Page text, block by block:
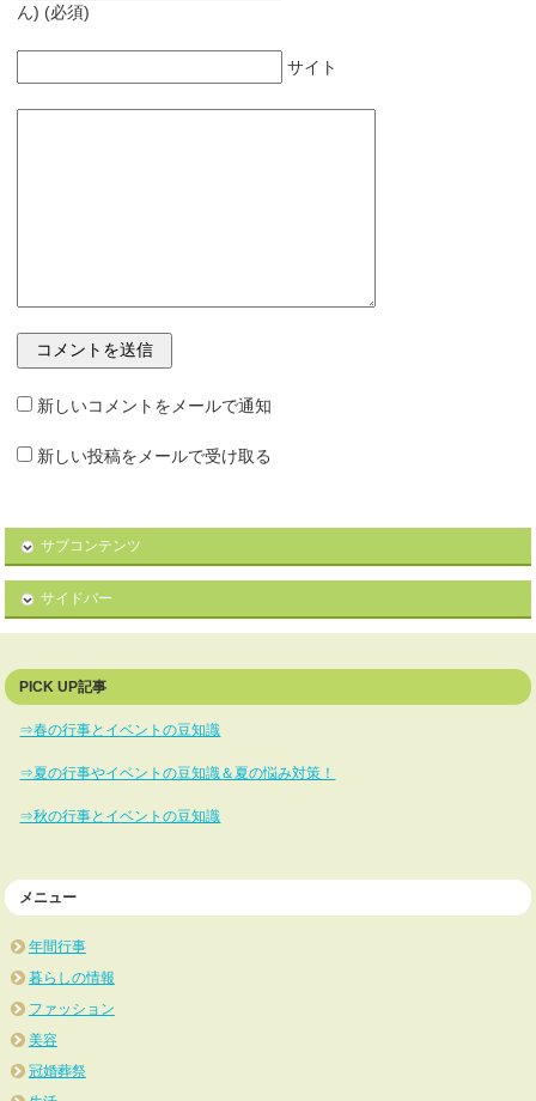
ん) (必須)
サイト
新しいコメントをメールで通知
新しい投稿をメールで受け取る
サブコンテンツ
サイドバー
PICK UP記事
⇒春の行事とイベントの豆知識
⇒夏の行事やイベントの豆知識＆夏の悩み対策！
⇒秋の行事とイベントの豆知識
メニュー
年間行事
暮らしの情報
ファッション
美容
冠婚葬祭